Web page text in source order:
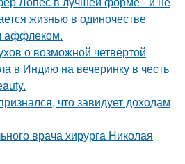
жизнью в одиночестве
аффлеком.
о возможной четвёртой
в Индию на вечеринку в честь
что завидует доходам
врача хирурга Николая